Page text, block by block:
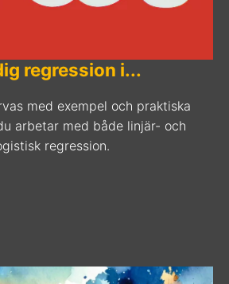
regression i...
med exempel och praktiska
arbetar med både linjär- och
regression.